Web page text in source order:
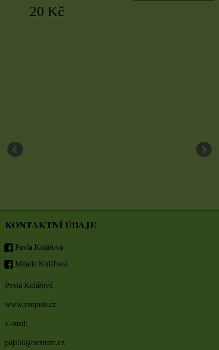
KONTAKTNÍ ÚDAJE
Pavla Kolářová
Milada Kolářová
Pavla Kolářová
www.zenpela.cz
E-mail:
paja56@seznam.cz